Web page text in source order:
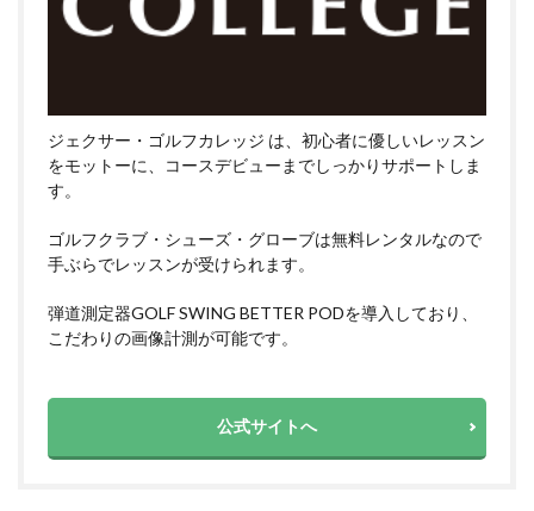
ジェクサー・ゴルフカレッジ は、初心者に優しいレッスン
をモットーに、コースデビューまでしっかりサポートしま
す。
ゴルフクラブ・シューズ・グローブは無料レンタルなので
手ぶらでレッスンが受けられます。
弾道測定器GOLF SWING BETTER PODを導入しており、
こだわりの画像計測が可能です。
公式サイトへ